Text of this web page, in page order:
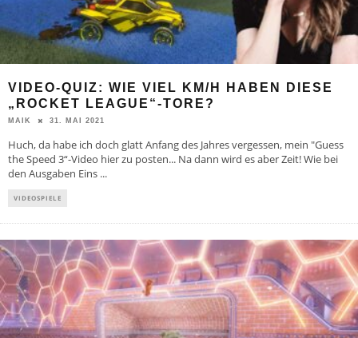
VIDEO-QUIZ: WIE VIEL KM/H HABEN DIESE
„ROCKET LEAGUE“-TORE?
MAIK 31. MAI 2021
Huch, da habe ich doch glatt Anfang des Jahres vergessen, mein "Guess
the Speed 3“-Video hier zu posten... Na dann wird es aber Zeit! Wie bei
den Ausgaben Eins ...
VIDEOSPIELE